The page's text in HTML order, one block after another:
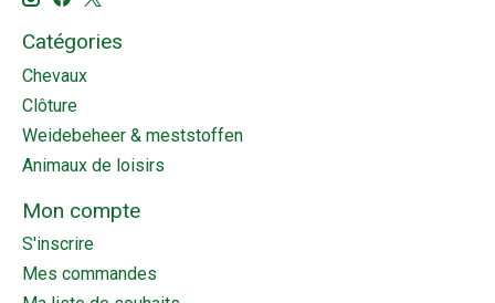
Catégories
Chevaux
Clôture
Weidebeheer & meststoffen
Animaux de loisirs
Mon compte
S'inscrire
Mes commandes